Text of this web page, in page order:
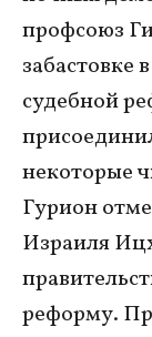
профсоюз
забастовке
судебной
некоторые
Гурион
Израиля
реформу.